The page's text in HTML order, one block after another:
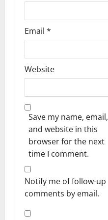
Email *
Website
Save my name, email,
and website in this
browser for the next
time I comment.
Notify me of follow-up
comments by email.